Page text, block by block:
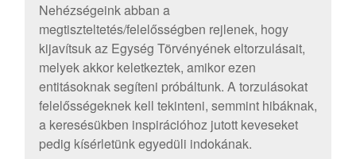
Nehézségeink abban a
megtiszteltetés/felelősségben rejlenek, hogy
kijavítsuk az Egység Törvényének eltorzulásait,
melyek akkor keletkeztek, amikor ezen
entitásoknak segíteni próbáltunk. A torzulásokat
felelősségeknek kell tekinteni, semmint hibáknak,
a keresésükben inspirációhoz jutott keveseket
pedig kísérletünk egyedüli indokának.